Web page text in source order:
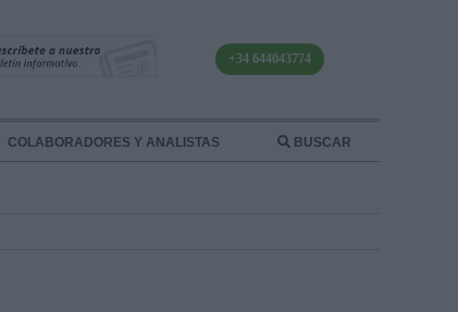
+34 644043774
COLABORADORES Y ANALISTAS BUSCAR